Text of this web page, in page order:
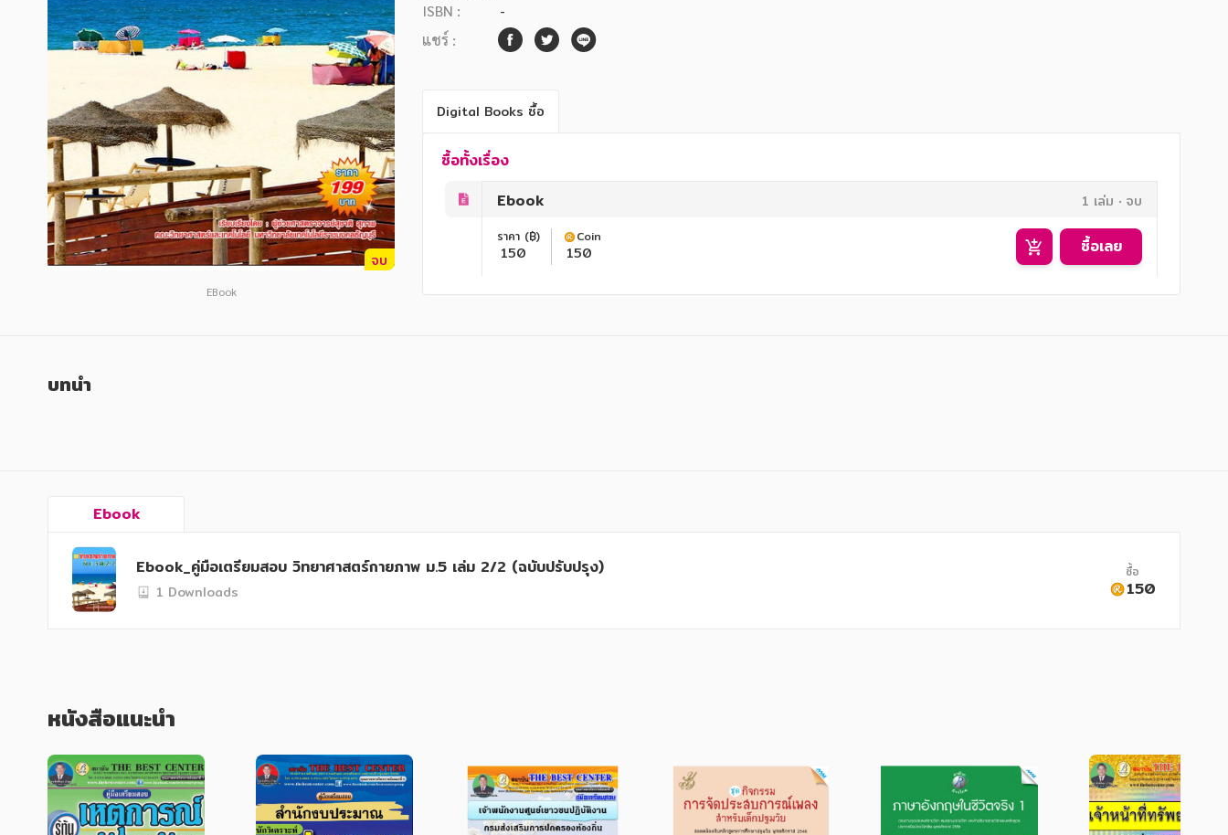
กฎหมาย สัญญา ภาษี
การเงิน การลงทุน บริหาร
นิตยสาร หนังสือพิมพ์
ครอบครัว
วรรณกรรม
การเกษตร ชีววิทยา
การเรียน การศึกษา
เทคโนโลยี การสื่อสาร วิทยาศาสตร์
การพัฒนาตนเอง
การ์ตูนมังงะ (Manga)
กฎหมาย สัญญา ภาษี
การเงิน การลงทุน บริหาร
นิตยสาร หนังสือพิมพ์
ครอบครัว
วรรณกรรม
การเกษตร ชีววิทยา
การเรียน การศึกษา
เทคโนโลยี การสื่อสาร วิทยาศาสตร์
การพัฒนาตนเอง
การ์ตูนมังงะ (Manga)
จบ
EBook
ISBN :
-
แชร์ :
Digital Books ซื้อ
ซื้อทั้งเรื่อง
Ebook
1 เล่ม จบ
ราคา (฿)
150
Coin
150 ซื้อเลย
บทนำ
Ebook
Ebook_คู่มือเตรียมสอบ วิทยาศาสตร์กายภาพ ม.5 เล่ม 2/2 (ฉบับปรับปรุง)
1 Downloads
ซื้อ
150
หนังสือแนะนำ